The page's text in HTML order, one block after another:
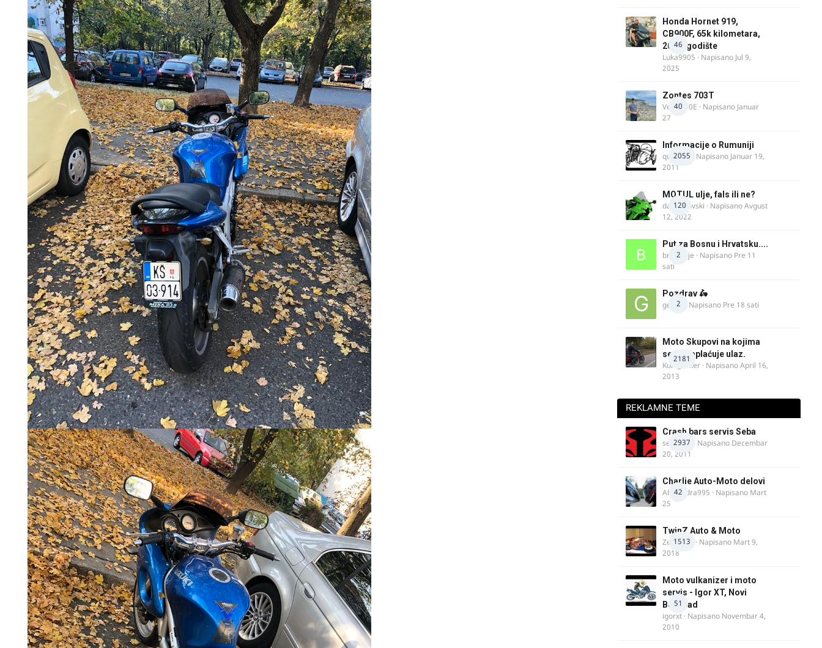
46
Honda Hornet 919,
CB900F, 65k kilometara,
2005. godište
Luka9905 · Napisano Jul 9,
2025
40
Zontes 703T
Verdi350E · Napisano Januar
27
2055
Informacije o Rumuniji
quasaar · Napisano Januar 19,
2011
120
MOTUL ulje, fals ili ne?
dalipopovski · NapisanoAvgust
12, 2022
2
Put za Bosnu i Hrvatsku....
bradivoje · Napisano Pre 11
sati
2
Pozdrav 🛵
gebec · Napisano Pre 18 sati
2181
Moto Skupovi na kojima
se ne naplaćuje ulaz.
Kum_Mixer · NapisanoApril 16,
2013
REKLAMNE TEME
2937
Crash bars servis Seba
seba011 · Napisano Decembar
20, 2011
42
Charlie Auto-Moto delovi
Alexandra995 · Napisano Mart
25
1513
TwinZ Auto & Moto
Zeljkamp · Napisano Mart 9,
2018
51
Moto vulkanizer i moto
servis - Igor XT, Novi
Beograd
igorxt · Napisano Novembar 4,
2010